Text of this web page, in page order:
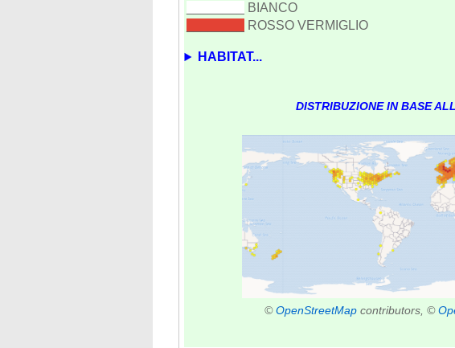
BIANCO
ROSSO VERMIGLIO
HABITAT...
DISTRIBUZIONE IN BASE
©OpenStreetMapcontributors, ©